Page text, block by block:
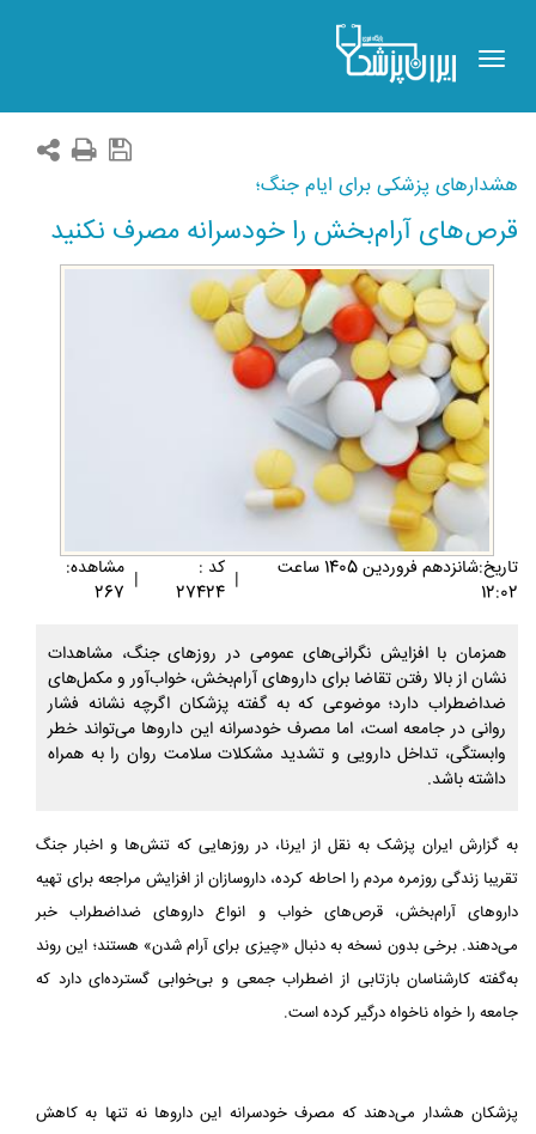
Toggle
navigation
هشدارهای پزشکی برای ایام جنگ؛
قرص‌های آرام‌بخش را خودسرانه مصرف نکنید
تاريخ:شانزدهم فروردين 1405 ساعت
12:02
| کد :
27424
| مشاهده:
267
همزمان با افزایش نگرانی‌های عمومی در روزهای جنگ، مشاهدات
نشان از بالا رفتن تقاضا برای داروهای آرام‌بخش، خواب‌آور و مکمل‌های
ضداضطراب دارد؛ موضوعی که به گفته پزشکان اگرچه نشانه فشار
روانی در جامعه است، اما مصرف خودسرانه این داروها می‌تواند خطر
وابستگی، تداخل دارویی و تشدید مشکلات سلامت روان را به همراه
داشته باشد.
به گزارش ایران پزشک به نقل از ایرنا، در روزهایی که تنش‌ها و اخبار جنگ
تقریبا زندگی روزمره مردم را احاطه کرده، داروسازان از افزایش مراجعه برای تهیه
داروهای آرام‌بخش، قرص‌های خواب و انواع داروهای ضداضطراب خبر
می‌دهند. برخی بدون نسخه به دنبال «چیزی برای آرام شدن» هستند؛ این روند
به‌گفته کارشناسان بازتابی از اضطراب جمعی و بی‌خوابی گسترده‌ای دارد که
جامعه را خواه ناخواه درگیر کرده است.
پزشکان هشدار می‌دهند که مصرف خودسرانه این داروها نه تنها به کاهش